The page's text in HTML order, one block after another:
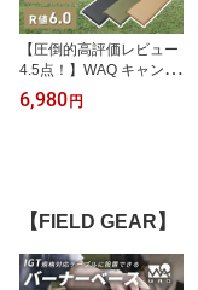
【圧倒的高評価レビュー
4.5点！】WAQ キャンプ
マット 8cm 自動膨張式
連結 インフレータブル
6,980 円
【FIELD GEAR】